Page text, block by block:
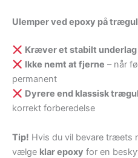
Ulemper ved epoxy på
Kræver et stabilt underlag
Ikke nemt at fjerne – når
permanent
Dyrere end klassisk
korrekt forberedelse
Tip! Hvis du vil bevare træets
vælge klar epoxy for en